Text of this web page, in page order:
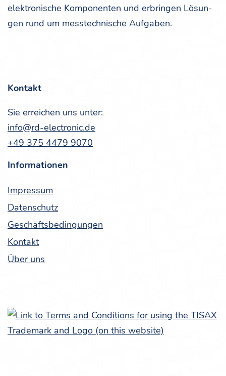
elek­tro­ni­sche Kom­po­nen­ten und erbrin­gen Lösun­
gen rund um mess­tech­ni­sche Aufgaben.
Kon­takt
Sie errei­chen uns unter:
info@rd-electronic.de
+49 375 4479 9070
Infor­ma­tio­nen
Impres­sum
Daten­schutz
Geschäfts­be­din­gun­gen
Kon­takt
Über uns